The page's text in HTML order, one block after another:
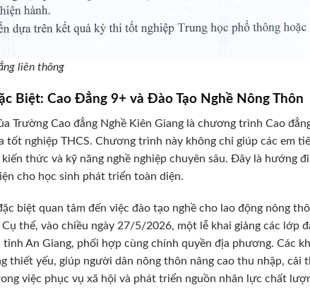
liên thông
Biệt: Cao Đẳng 9+ và Đào Tạo Nghề Nông Thôn
Trường Cao đẳng Nghề Kiên Giang là chương trình Cao
tốt nghiệp THCS. Chương trình này không chỉ giúp các em
thức và kỹ năng nghề nghiệp chuyên sâu. Đây là hướng
cho học sinh phát triển toàn diện.
biệt quan tâm đến việc đào tạo nghề cho lao động nông
thể, vào chiều ngày 27/5/2026, một lễ khai giảng các lớp
tỉnh An Giang, phối hợp cùng chính quyền địa phương. Các
thiết yếu, giúp người dân nông thôn nâng cao thu nhập, cải
việc phục vụ xã hội và phát triển nguồn nhân lực chất